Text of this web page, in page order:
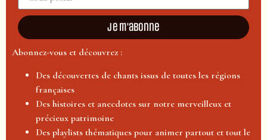
Je m'abonne
Abonnez-vous et découvrez :
Des découvertes de chants issus de toutes les régions
françaises
Des histoires et anecdotes sur notre merveilleux et
précieux patrimoine
Des playlists thématiques pour animer partout et tout le